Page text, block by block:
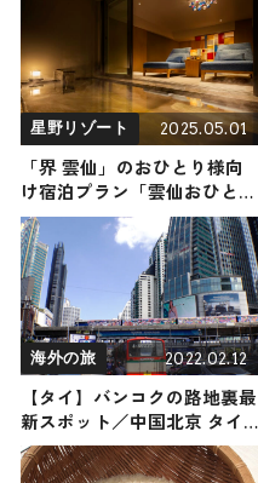
星野リゾート 2025.05.01
「界 雲仙」のおひとり様向
け宿泊プラン「雲仙おひとり
湯ごもり滞在」で、気ままに
湯浴みを楽しむひとり温泉旅
海外の旅 2022.02.12
【タイ】バンコクの路地裏最
新スポット／中国北京 タイ
ムトリップ